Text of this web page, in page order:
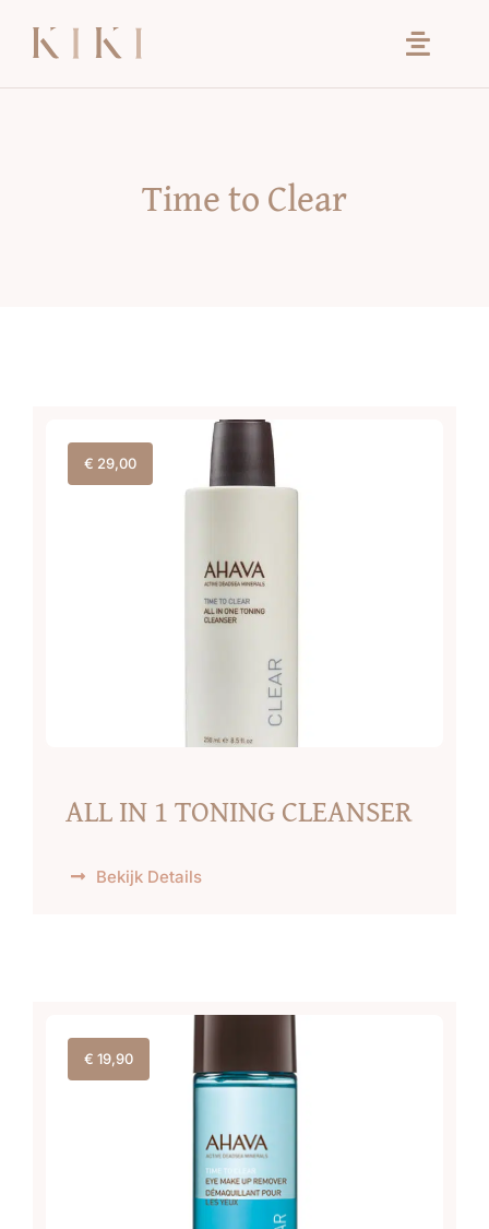
naar
Time to Clear
€ 29,00
ALL IN 1 TONING CLEANSER
Bekijk Details
€ 19,90